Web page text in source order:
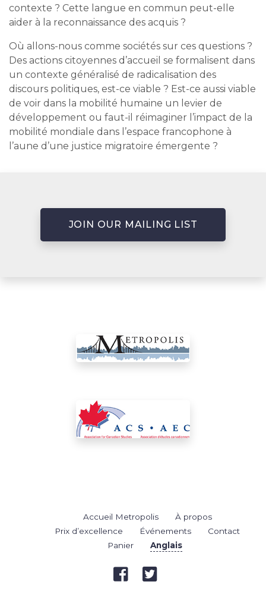
contexte ? Cette langue en commun peut-elle
aider à la reconnaissance des acquis ?
Où allons-nous comme sociétés sur ces questions ?
Des actions citoyennes d’accueil se formalisent dans
un contexte généralisé de radicalisation des
discours politiques, est-ce viable ? Est-ce aussi viable
de voir dans la mobilité humaine un levier de
développement ou faut-il réimaginer l’impact de la
mobilité mondiale dans l’espace francophone à
l’aune d’une justice migratoire émergente ?
JOIN OUR MAILING LIST
Accueil Metropolis
À propos
Prix d’excellence
Événements
Contact
Panier
Anglais